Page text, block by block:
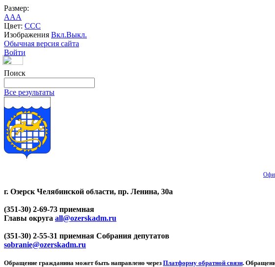
Размер:
AAA
Цвет: CCC
Изображения Вкл.Выкл.
Обычная версия сайта
Войти
Поиск
Все результаты
г. Озерск Челябинской области, пр. Ленина, 30а
(351-30) 2-69-73 приемная
Главы округа all@ozerskadm.ru
(351-30) 2-55-31 приемная Собрания депутатов
sobranie@ozerskadm.ru
Обращение гражданина может быть направлено через Платформу обратной связи.